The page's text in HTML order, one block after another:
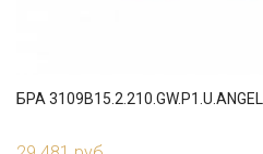
БРА 3109B15.2.210.GW.P1.U.ANGEL